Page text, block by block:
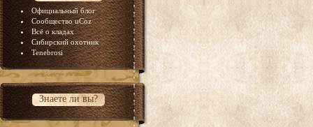
Официальный блог
Сообщество uCoz
Всё о кладах
Сибирский охотник
Tenebrosi
Знаете ли вы?